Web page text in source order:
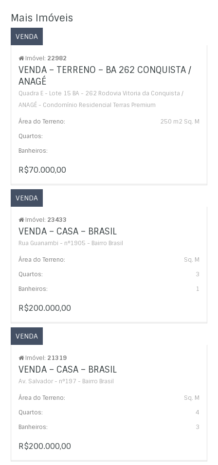
Mais Imóveis
VENDA
Imóvel: 22982
VENDA – TERRENO – BA 262 CONQUISTA /
ANAGÉ
Quadra E - Lote 15 BA - 262 Rodovia Vitoria da Conquista /
ANAGÉ - Condomínio Residencial Terras Premium
Área do Terreno:
250 m2 Sq. M
Quartos:
Banheiros:
R$70.000,00
VENDA
Imóvel: 23433
VENDA – CASA – BRASIL
Rua Guanambi - n°1905 - Bairro Brasil
Área do Terreno:
Sq. M
Quartos:
3
Banheiros:
1
R$200.000,00
VENDA
Imóvel: 21319
VENDA – CASA – BRASIL
Av. Salvador - n°197 - Bairro Brasil
Área do Terreno:
Sq. M
Quartos:
4
Banheiros:
3
R$200.000,00